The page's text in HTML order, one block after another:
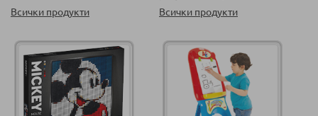
Всички продукти
Всички продукти